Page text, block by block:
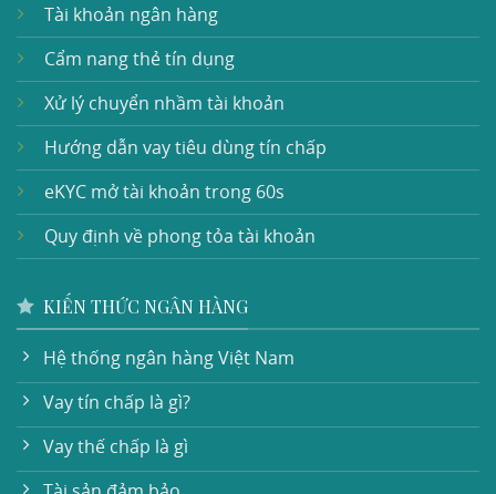
Tài khoản ngân hàng
Cẩm nang thẻ tín dụng
Xử lý chuyển nhầm tài khoản
Hướng dẫn vay tiêu dùng tín chấp
eKYC mở tài khoản trong 60s
Quy định về phong tỏa tài khoản
KIẾN THỨC NGÂN HÀNG
Hệ thống ngân hàng Việt Nam
Vay tín chấp là gì?
Vay thế chấp là gì